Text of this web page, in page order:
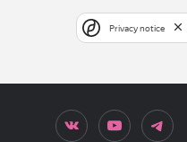
Privacy notice